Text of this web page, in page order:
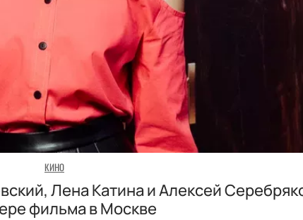
КИНО
Лена Катина и Алексей
фильма в Москве